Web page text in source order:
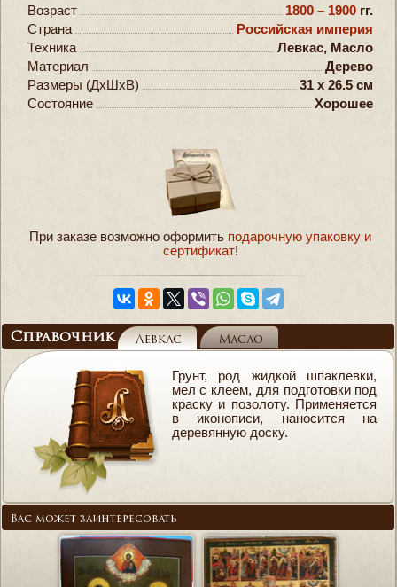
Возраст 1800 – 1900 гг.
Страна
Российская империя
Техника
Левкас, Масло
Материал
Дерево
Размеры (ДxШxВ)
31 x 26.5 см
Состояние
Хорошее
При заказе возможно оформить подарочную упаковку и
сертификат!
Справочник Левкас Масло
Грунт, род жидкой шпаклевки,
мел с клеем, для подготовки под
краску и позолоту. Применяется
в иконописи, наносится на
деревянную доску.
Вас может заинтересовать